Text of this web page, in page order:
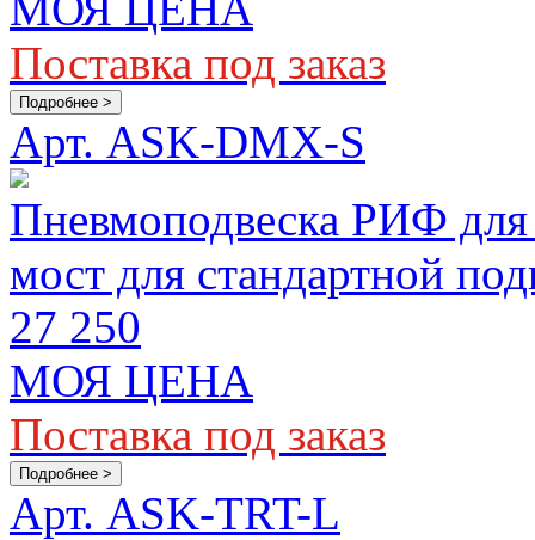
Поставка под заказ
Подробнее >
Арт. ASK-DMX-S
Пневмоподвеска РИФ
мост для стандартной
27 250
МОЯ ЦЕНА
Поставка под заказ
Подробнее >
Арт. ASK-TRT-L